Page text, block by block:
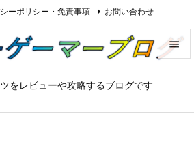
をレビューや攻略するブログです

ーポリシー・免責事項 お問い合わせ